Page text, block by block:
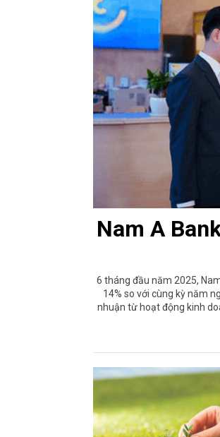
Nam A
6 tháng đầu năm 2025,
14% so với cùng kỳ năm
nhuận từ hoạt động kinh